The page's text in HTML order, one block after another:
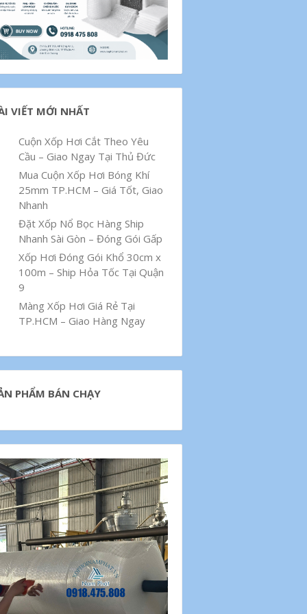
VIẾT MỚI NHẤT
Cuộn Xốp Hơi Cắt Theo Yêu
Cầu – Giao Ngay Tại Thủ Đức
Mua Cuộn Xốp Hơi Bóng Khí
25mm TP.HCM – Giá Tốt, Giao
Nhanh
Đặt Xốp Nổ Bọc Hàng Ship
Nhanh Sài Gòn – Đóng Gói Gấp
Xốp Hơi Đóng Gói Khổ 30cm x
100m – Ship Hỏa Tốc Tại Quận
9
Màng Xốp Hơi Giá Rẻ Tại
TP.HCM – Giao Hàng Ngay
PHẨM BÁN CHẠY